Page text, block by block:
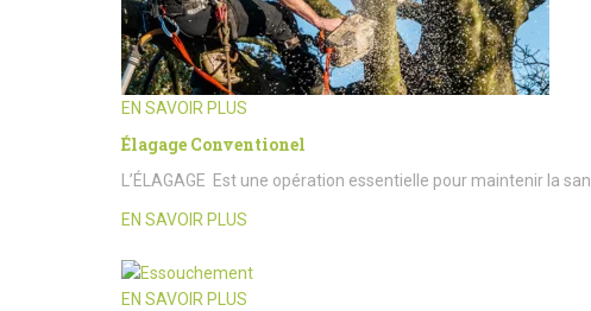
EN SAVOIR PLUS
Élagage Conventionel
L’ÉLAGAGE Est une opération essentielle pour maintenir la
EN SAVOIR PLUS
EN SAVOIR PLUS